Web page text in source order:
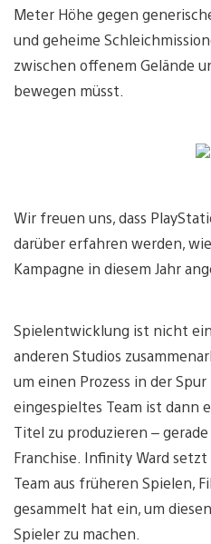
Meter Höhe gegen
und geheime
zwischen offenem Gelände
bewegen müsst.
Wir freuen uns, dass
darüber erfahren werden,
Kampagne in diesem Jahr
Spielentwicklung ist nicht
anderen Studios
um einen Prozess in der
eingespieltes Team ist dann
Titel zu produzieren –
Franchise. Infinity Ward setzt
Team aus früheren Spielen,
gesammelt hat ein, um
Spieler zu machen.